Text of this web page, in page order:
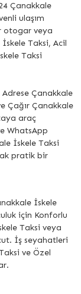
Çanakkale
ulaşım
otogar veya
Taksi, Acil
Taksi
Çanakkale
Çağır Çanakkale
araç
WhatsApp
İskele Taksi
pratik bir
İskele
için Konforlu
Taksi veya
İş seyahatleri
ve Özel